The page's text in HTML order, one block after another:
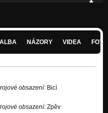
ALBA NÁZORY VIDEA
obsazení: Bicí
obsazení: Zpěv